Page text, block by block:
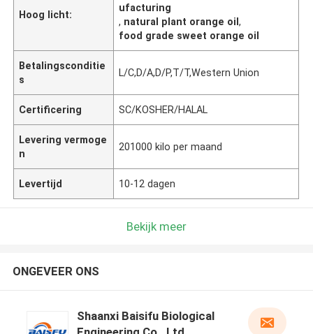
Hoog licht:
ufacturing
, natural plant orange oil,
food grade sweet orange oil
Betalingsconditie
s
L/C,D/A,D/P,T/T,Western Union
Certificering SC/KOSHER/HALAL
Levering vermoge
n
201000 kilo per maand
Levertijd 10-12 dagen
Bekijk meer
ONGEVEER ONS
Shaanxi Baisifu Biological